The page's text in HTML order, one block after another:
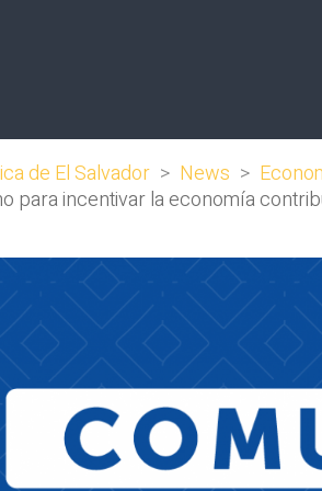
de El Salvador > News >
para incentivar la economía